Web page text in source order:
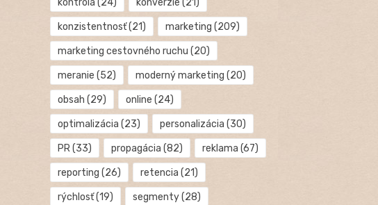
konzistentnosť(21) marketing (209)
marketing cestovného ruchu (20)
meranie (52) moderný marketing (20)
obsah (29) online (24)
optimalizácia (23) personalizácia (30)
PR(33) propagácia (82) reklama (67)
reporting (26) retencia (21)
rýchlosť(19) segmenty(28)